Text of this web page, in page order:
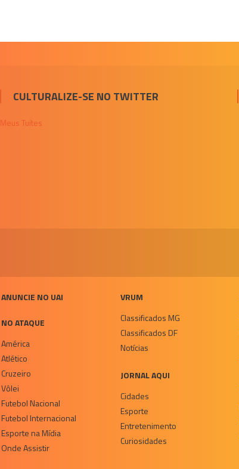
CULTURALIZE-SE NO TWITTER
Meus Tuítes
ANUNCIE NO UAI
NO ATAQUE
América
Atlético
Cruzeiro
Vôlei
Futebol Nacional
Futebol Internacional
Esporte na Mídia
Onde Assistir
VRUM
Classificados MG
Classificados DF
Notícias
JORNAL AQUI
Cidades
Esporte
Entretenimento
Curiosidades